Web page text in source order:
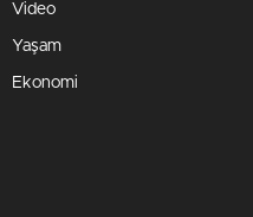
Video
Yaşam
Ekonomi